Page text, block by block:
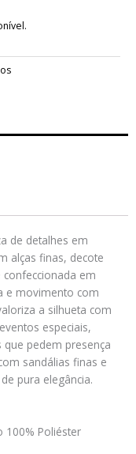
de detalhes em
alças finas, decote
em
e movimento com
a silhueta com
especiais,
pedem presença
sandálias finas e
pura elegância.
100% Poliéster